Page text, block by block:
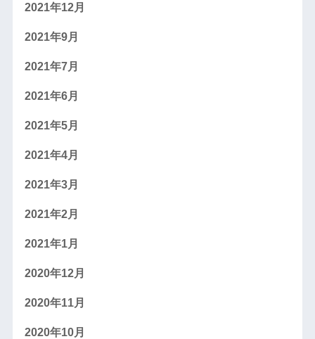
2021年12月
2021年9月
2021年7月
2021年6月
2021年5月
2021年4月
2021年3月
2021年2月
2021年1月
2020年12月
2020年11月
2020年10月